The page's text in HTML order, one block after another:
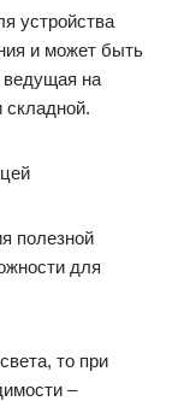
устройства
и может быть
ведущая на
складной.
полезной
для
то при
–